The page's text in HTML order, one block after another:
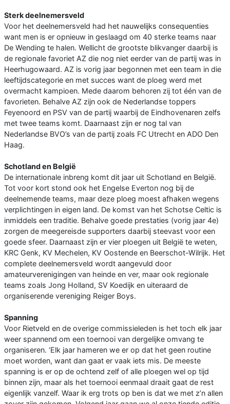
Sterk deelnemersveld
Voor het deelnemersveld had het nauwelijks consequenties
want men is er opnieuw in geslaagd om 40 sterke teams naar
De Wending te halen. Wellicht de grootste blikvanger daarbij is
de regionale favoriet AZ die nog niet eerder van de partij was in
Heerhugowaard. AZ is vorig jaar begonnen met een team in die
leeftijdscategorie en met succes want de ploeg werd met
overmacht kampioen. Mede daarom behoren zij tot één van de
favorieten. Behalve AZ zijn ook de Nederlandse toppers
Feyenoord en PSV van de partij waarbij de Eindhovenaren zelfs
met twee teams komt. Daarnaast zijn er nog tal van
Nederlandse BVO’s van de partij zoals FC Utrecht en ADO Den
Haag.
Schotland en België
De internationale inbreng komt dit jaar uit Schotland en België.
Tot voor kort stond ook het Engelse Everton nog bij de
deelnemende teams, maar deze ploeg moest afhaken wegens
verplichtingen in eigen land. De komst van het Schotse Celtic is
inmiddels een traditie. Behalve goede prestaties (vorig jaar 4e)
zorgen de meegereisde supporters daarbij steevast voor een
goede sfeer. Daarnaast zijn er vier ploegen uit België te weten,
KRC Genk, KV Mechelen, KV Oostende en Beerschot-Wilrijk. Het
complete deelnemersveld wordt aangevuld door
amateurverenigingen van heinde en ver, maar ook regionale
teams zoals Jong Holland, SV Koedijk en uiteraard de
organiserende vereniging Reiger Boys.
Spanning
Voor Rietveld en de overige commissieleden is het toch elk jaar
weer spannend om een toernooi van dergelijke omvang te
organiseren. ‘Elk jaar hameren we er op dat het geen routine
moet worden, want dan gaat er vaak iets mis. De meeste
spanning is er op de ochtend zelf of alle ploegen wel op tijd
binnen zijn, maar als het toernooi eenmaal draait gaat de rest
eigenlijk vanzelf. Waar ik erg trots op ben is dat we met z’n allen